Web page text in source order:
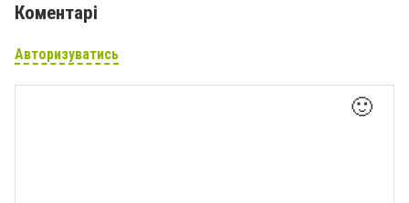
Коментарі
Авторизуватись
🙂